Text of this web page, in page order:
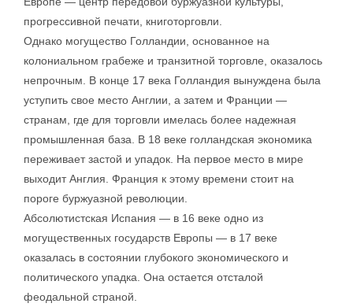
прогрессивной печати, книготорговли.
Однако могущество Голландии, основанное на
колониальном грабеже и транзитной торговле, оказалось
непрочным. В конце 17 века Голландия вынуждена была
уступить свое место Англии, а затем и Франции —
странам, где для торговли имелась более надежная
промышленная база. В 18 веке голландская экономика
переживает застой и упадок. На первое место в мире
выходит Англия. Франция к этому времени стоит на
пороге буржуазной революции.
Абсолютистская Испания — в 16 веке одно из
могущественных государств Европы — в 17 веке
оказалась в состоянии глубокого экономического и
политического упадка. Она остается отсталой
феодальной страной.